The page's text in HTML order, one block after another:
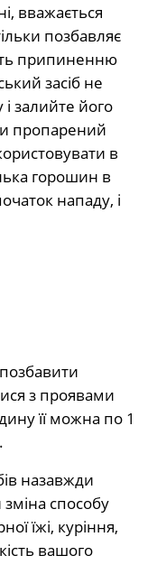
вважається
позбавляє
припиненню
засіб не
і залийте його
пропарений
в
горошин в
нападу, і
з проявами
її можна по 1
назавжди
способу
їжі, куріння,
вашого